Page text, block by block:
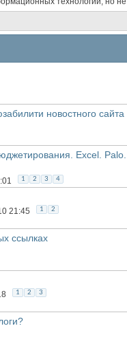
новостного сайта
Excel.
1 2 3 4
21:45 1 2
ссылках
1 2 3